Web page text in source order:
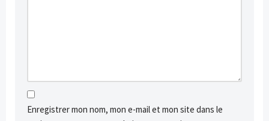
Enregistrer mon nom, mon e-mail et mon site dans le